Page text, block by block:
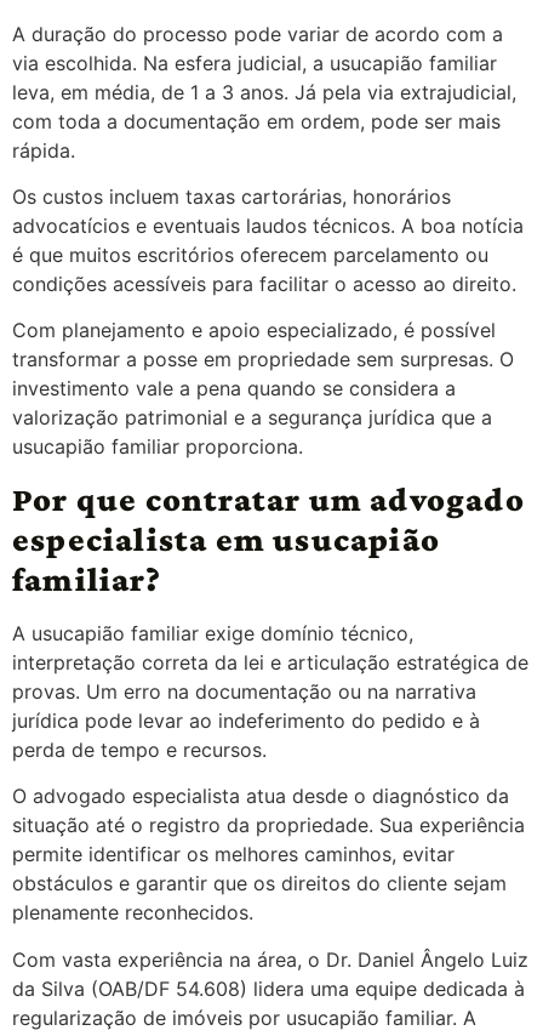
A duração do processo pode variar de acordo com a
via escolhida. Na esfera judicial, a usucapião familiar
leva, em média, de 1 a 3 anos. Já pela via extrajudicial,
com toda a documentação em ordem, pode ser mais
rápida.
Os custos incluem taxas cartorárias, honorários
advocatícios e eventuais laudos técnicos. A boa notícia
é que muitos escritórios oferecem parcelamento ou
condições acessíveis para facilitar o acesso ao direito.
Com planejamento e apoio especializado, é possível
transformar a posse em propriedade sem surpresas. O
investimento vale a pena quando se considera a
valorização patrimonial e a segurança jurídica que a
usucapião familiar proporciona.
Por que contratar um advogado
especialista em usucapião
familiar?
A usucapião familiar exige domínio técnico,
interpretação correta da lei e articulação estratégica de
provas. Um erro na documentação ou na narrativa
jurídica pode levar ao indeferimento do pedido e à
perda de tempo e recursos.
O advogado especialista atua desde o diagnóstico da
situação até o registro da propriedade. Sua experiência
permite identificar os melhores caminhos, evitar
obstáculos e garantir que os direitos do cliente sejam
plenamente reconhecidos.
Com vasta experiência na área, o Dr. Daniel Ângelo Luiz
da Silva (OAB/DF 54.608) lidera uma equipe dedicada à
regularização de imóveis por usucapião familiar. A